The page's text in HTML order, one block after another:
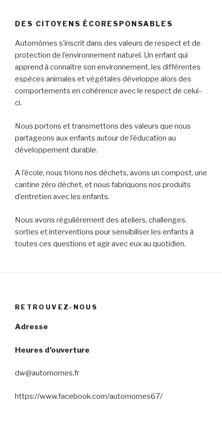
DES CITOYENS ÉCORESPONSABLES
Automômes s’inscrit dans des valeurs de respect et de
protection de l’environnement naturel. Un enfant qui
apprend à connaître son environnement, les différentes
espèces animales et végétales développe alors des
comportements en cohérence avec le respect de celui-
ci.
Nous portons et transmettons des valeurs que nous
partageons aux enfants autour de l’éducation au
développement durable.
A l’école, nous trions nos déchets, avons un compost, une
cantine zéro déchet, et nous fabriquons nos produits
d’entretien avec les enfants.
Nous avons régulièrement des ateliers, challenges,
sorties et interventions pour sensibiliser les enfants à
toutes ces questions et agir avec eux au quotidien.
RETROUVEZ-NOUS
Adresse
Heures d’ouverture
dw@automomes.fr
https://www.facebook.com/automomes67/